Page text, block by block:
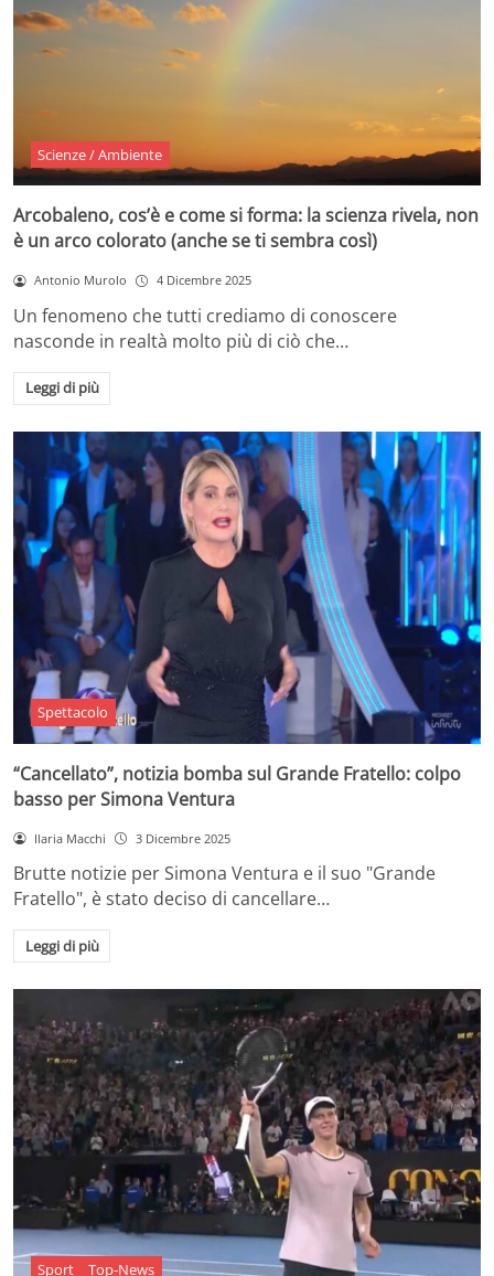
Scienze / Ambiente
Arcobaleno, cos’è e come si forma: la scienza rivela, non
è un arco colorato (anche se ti sembra così)
Antonio Murolo 4 Dicembre 2025
Un fenomeno che tutti crediamo di conoscere
nasconde in realtà molto più di ciò che…
Leggi di più
Spettacolo
“Cancellato”, notizia bomba sul Grande Fratello: colpo
basso per Simona Ventura
Ilaria Macchi 3 Dicembre 2025
Brutte notizie per Simona Ventura e il suo "Grande
Fratello", è stato deciso di cancellare…
Leggi di più
Sport Top-News